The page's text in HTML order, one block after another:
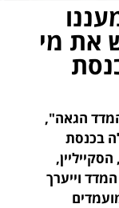
את מי
הגאה",
בכנסת
וייערך